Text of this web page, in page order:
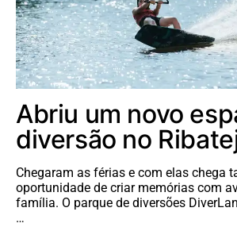
Abriu um novo
diversão no
Chegaram as férias e com elas chega
oportunidade de criar memórias com
família. O parque de diversões
…